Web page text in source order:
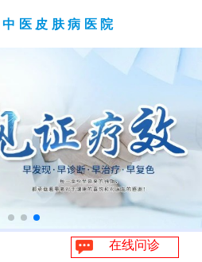
医皮肤病医院
在线问诊